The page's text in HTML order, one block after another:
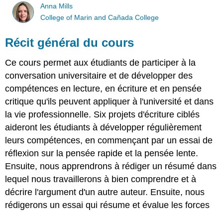
Anna Mills
College of Marin and Cañada College
Récit général du cours
Ce cours permet aux étudiants de participer à la
conversation universitaire et de développer des
compétences en lecture, en écriture et en pensée
critique qu'ils peuvent appliquer à l'université et dans
la vie professionnelle. Six projets d'écriture ciblés
aideront les étudiants à développer régulièrement
leurs compétences, en commençant par un essai de
réflexion sur la pensée rapide et la pensée lente.
Ensuite, nous apprendrons à rédiger un résumé dans
lequel nous travaillerons à bien comprendre et à
décrire l'argument d'un autre auteur. Ensuite, nous
rédigerons un essai qui résume et évalue les forces